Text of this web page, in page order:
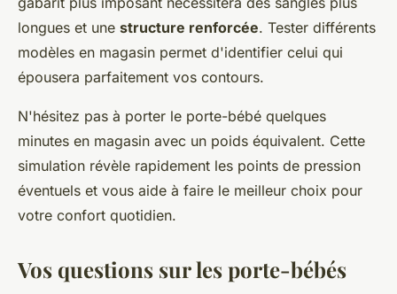
longues et une structure renforcée. Tester différents
modèles en magasin permet d'identifier celui qui
épousera parfaitement vos contours.
N'hésitez pas à porter le porte-bébé quelques
minutes en magasin avec un poids équivalent. Cette
simulation révèle rapidement les points de pression
éventuels et vous aide à faire le meilleur choix pour
votre confort quotidien.
Vos questions sur les porte-bébés